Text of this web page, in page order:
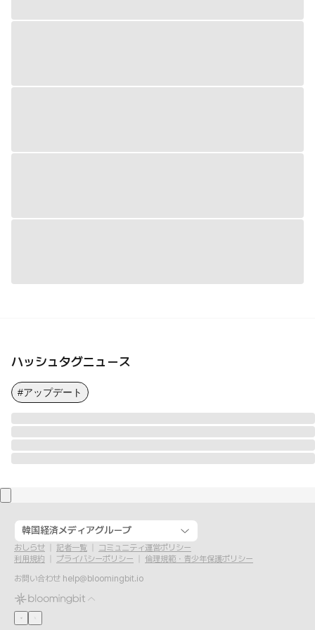
ハッシュタグニュース
#アップデート
韓国経済メディアグループ
おしらせ 記者一覧
コミュニティ運営ポリシー
利用規約
プライバシーポリシー
倫理規範・青少年保護ポリシー
お問い合わせ help@bloomingbit.io